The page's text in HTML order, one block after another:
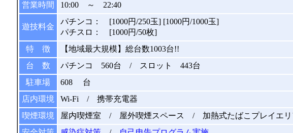
営業時間
10:00 ～ 22:40
遊技料金
パチンコ： [1000円/250玉] [1000円/1000玉]
パチスロ： [1000円/50枚]
特 徴
【地域最大規模】総台数1003台!!
台 数
パチンコ 560台 / スロット 443台
駐車場
608 台
店内環境
Wi-Fi / 携帯充電器
喫煙環境
屋内喫煙室 / 屋外喫煙スペース / 加熱式たばこプレイエリ